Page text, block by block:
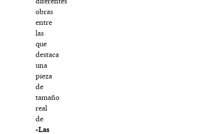
obras
entre
las
que
destaca
una
pieza
de
tamaño
real
de
«Las